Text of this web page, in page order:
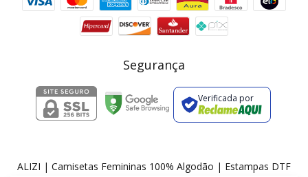
Segurança
Verificada por
ALIZI | Camisetas Femininas 100% Algodão | Estampas DTF
Cupom 1a compra: GANHE5
2 pecas 7% OFF